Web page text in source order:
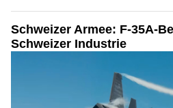
Schweizer Armee: F-35A-
Schweizer Industrie